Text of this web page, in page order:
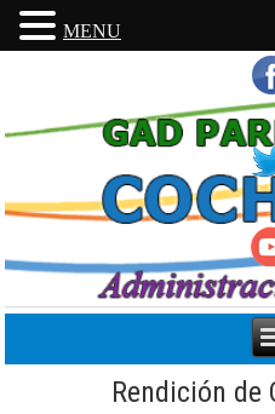
Rendición de
MENU